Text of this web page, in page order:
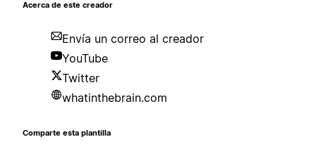
Acerca de este creador
Envía un correo al creador
YouTube
Twitter
whatinthebrain.com
Comparte esta plantilla